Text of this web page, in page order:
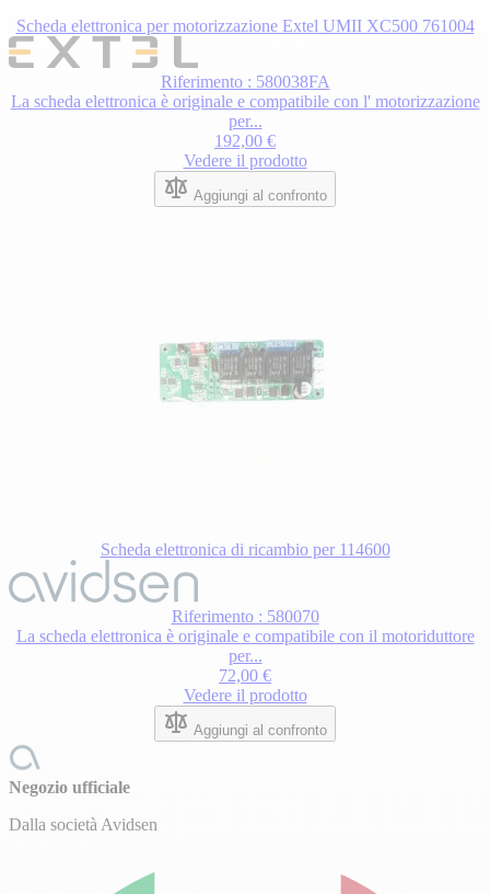
Scheda elettronica per motorizzazione Extel UMII XC500 761004
Riferimento : 580038FA
La scheda elettronica è originale e compatibile con l' motorizzazione
per...
192,00 €
Vedere il prodotto
Aggiungi al confronto
Scheda elettronica di ricambio per 114600
Riferimento : 580070
La scheda elettronica è originale e compatibile con il motoriduttore
per...
72,00 €
Vedere il prodotto
Aggiungi al confronto
Negozio ufficiale
Dalla società Avidsen